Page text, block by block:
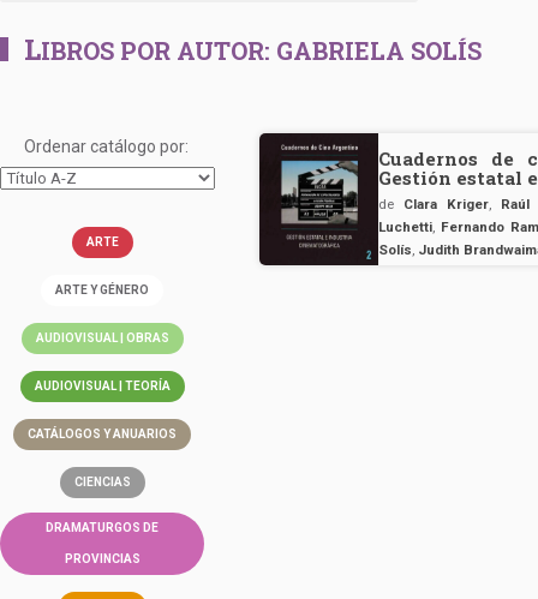
LIBROS POR AUTOR: GABRIELA SOLÍS
Ordenar catálogo por:
ARTE
ARTE Y GÉNERO
AUDIOVISUAL | OBRAS
AUDIOVISUAL | TEORÍA
CATÁLOGOS Y ANUARIOS
CIENCIAS
DRAMATURGOS DE
PROVINCIAS
Cuadernos de
Gestión estatal
de Clara Kriger,
Raúl
Luchetti, Fernando
Solís, Judith